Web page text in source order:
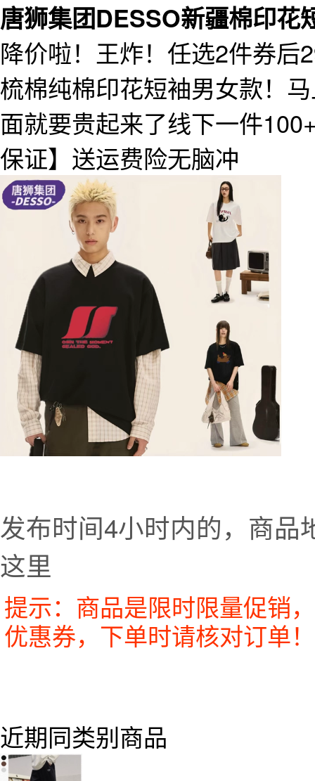
唐狮集团DESSO新疆棉印花
降价啦！王炸！任选2件券
梳棉纯棉印花短袖男女款！
面就要贵起来了线下一件
保证】送运费险无脑冲
发布时间4小时内的，商品
这里
提示：商品是限时限量促销
优惠券，下单时请核对订单！
近期同类别商品